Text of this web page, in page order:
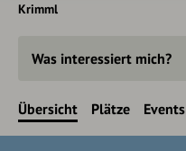
Krimml
Was interessiert mich?
Übersicht Plätze Events